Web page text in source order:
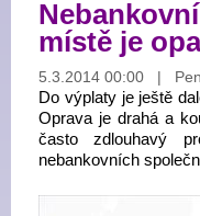
místě je
5.3.2014 00:00 |
Do výplaty je ještě
Oprava je drahá a
často zdlouhavý
nebankovních